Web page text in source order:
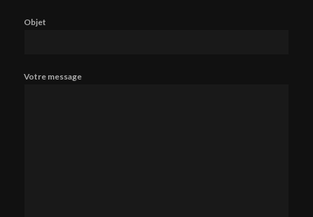
Objet
Votre message